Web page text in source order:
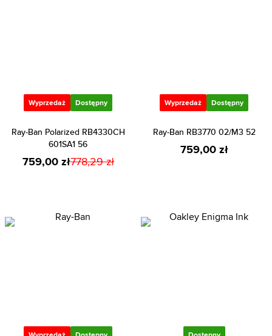
Wyprzedaż Dostępny
Ray-Ban Polarized RB4330CH
601SA1 56
759,00 zł778,29 zł
Wyprzedaż Dostępny
Ray-Ban RB3770 02/M3 52
759,00 zł